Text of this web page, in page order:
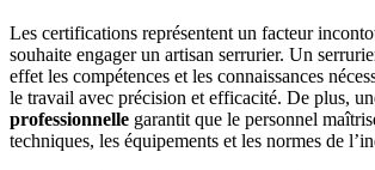
Les certifications représentent un facteur
souhaite engager un artisan serrurier. Un
effet les compétences et les connaissances
le travail avec précision et efficacité. De plus,
professionnelle garantit que le personnel
techniques, les équipements et les normes de